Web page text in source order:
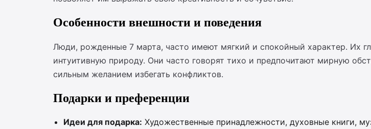
Особенности внешности и поведения
Люди, рожденные 7 марта, часто имеют мягкий и спокойный характер. Их
интуитивную природу. Они часто говорят тихо и предпочитают мирную
сильным желанием избегать конфликтов.
Подарки и преференции
Идеи для подарка: Художественные принадлежности, духовные книги,